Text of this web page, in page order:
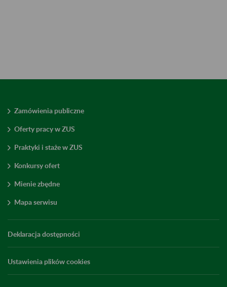
Zamówienia publiczne
Oferty pracy w ZUS
Praktyki i staże w ZUS
Konkursy ofert
Mienie zbędne
Mapa serwisu
Deklaracja dostępności
Ustawienia plików cookies